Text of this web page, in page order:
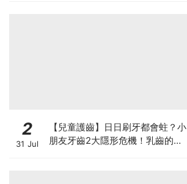
2
31 Jul
【兒童護齒】日日刷牙都會蛀？小
朋友牙齒2大隱形危機！乳齒的琺